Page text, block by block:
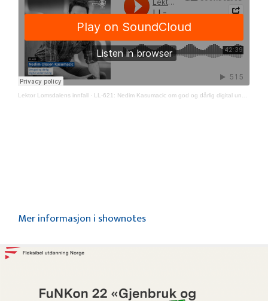
Lektor Lomsdalens innfall · LL-621: Nedim Kasumacic om god og dårlig digital undervisning
Mer informasjon i shownotes